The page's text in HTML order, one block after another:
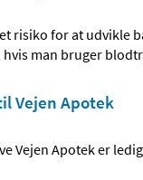
risiko for at udvikle
man bruger
Vejen Apotek
Vejen Apotek er